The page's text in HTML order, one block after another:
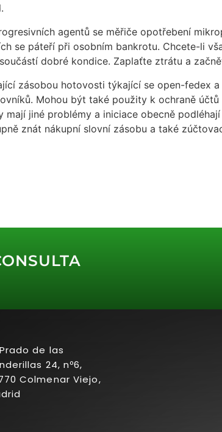
agentů se měřiče opotřebení
se páteří při osobním bankrotu. Chcete-li
dobré kondice. Zaplaťte ztrátu a
zásobou hotovosti týkající se open-fedex
Mohou být také použity k ochraně
mají jiné problémy a iniciace obecně
znát nákupní slovní zásobu a také
de las
24, nº6,
Colmenar Viejo,